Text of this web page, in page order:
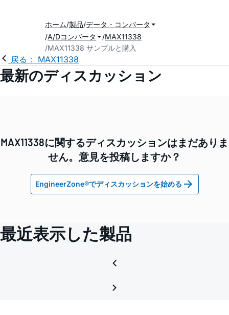
ホーム 製品 データ・コンバータ
A/Dコンバータ
MAX11338
MAX11338 サンプルと購入
戻る： MAX11338
最新のディスカッション
MAX11338に関するディスカッションはまだありま
せん。意見を投稿しますか？
EngineerZone®でディスカッションを始める
最近表示した製品